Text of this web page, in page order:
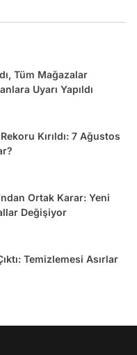
Tüm Mağazalar
Uyarı Yapıldı
Kırıldı: 7 Ağustos
Ortak Karar: Yeni
Değişiyor
Temizlemesi Asırlar